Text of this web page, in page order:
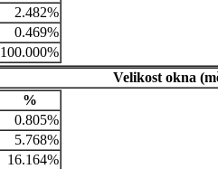
2.482%
0.469%
100.000%
Velikost okna
%
0.805%
5.768%
16.164%